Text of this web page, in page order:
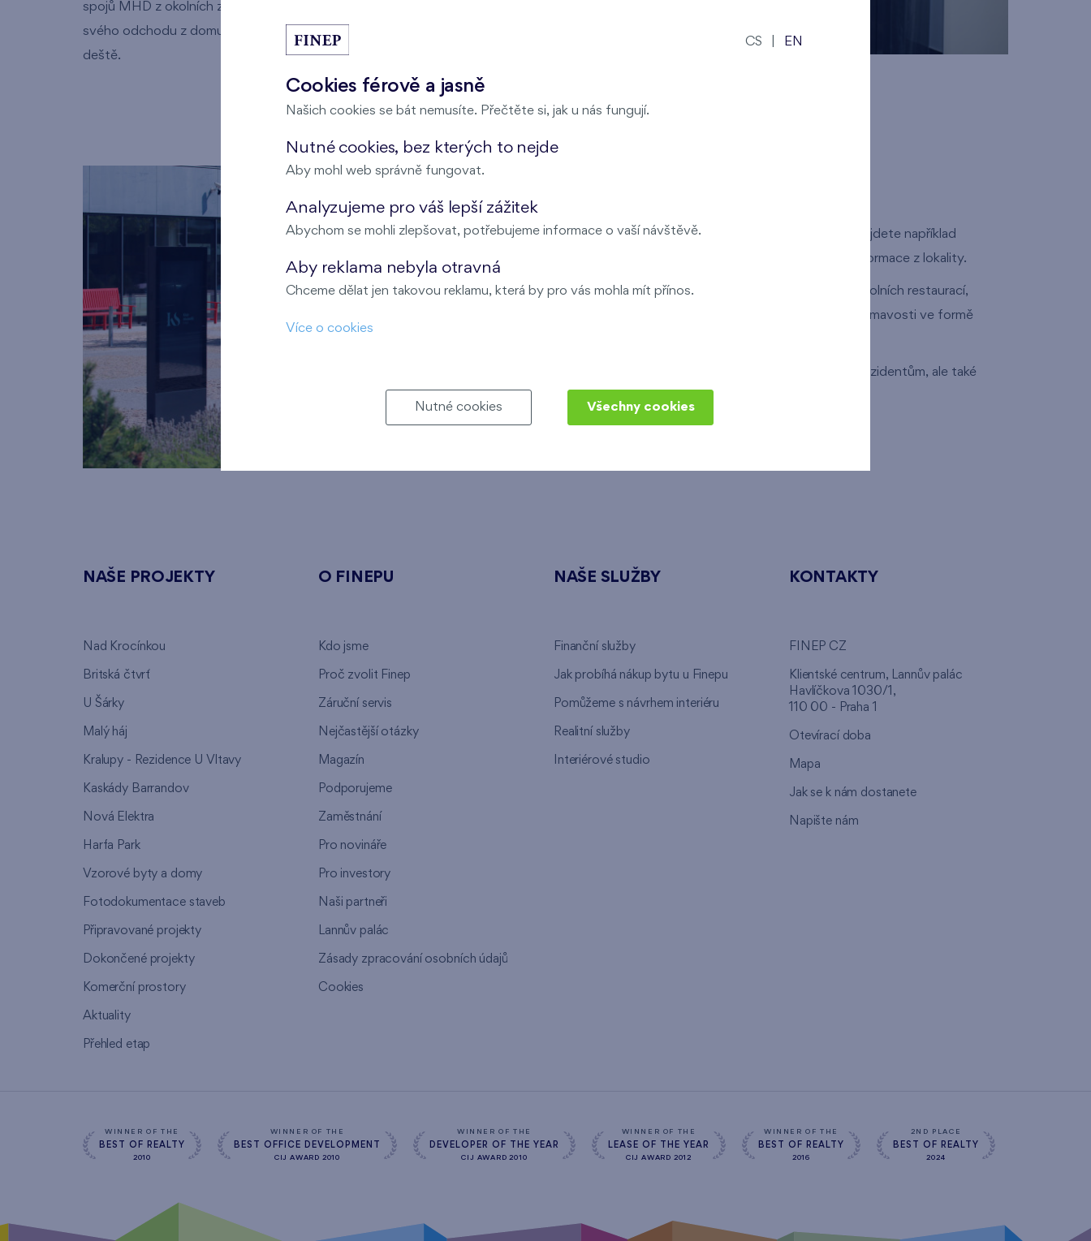
spojů MHD z okolních zastávek. Díky tomu si můžete uzpůsobit tempo
svého odchodu z domu a vyhnout se například čekání na zastávce během
deště.
V Britské čtvrti nebo na Kaskádách Barrandov také najdete například
dotykový informační kiosek, který přináší zajímavé informace z lokality.
Najdete tady odjezdy spojů MHD, obědové menu okolních restaurací,
přehled akcí pořádaných v blízkosti nebo například zajímavosti ve formě
Je to další způsob, jak usnadnit život nejen místním rezidentům, ale také
NAŠE PROJEKTY
Nad Krocínkou
Britská čtvrť
U Šárky
Malý háj
Kralupy - Rezidence U Vltavy
Kaskády Barrandov
Nová Elektra
Harfa Park
Vzorové byty a domy
Fotodokumentace staveb
Připravované projekty
Dokončené projekty
Komerční prostory
Aktuality
Přehled etap
O FINEPU
Kdo jsme
Proč zvolit Finep
Záruční servis
Nejčastější otázky
Magazín
Podporujeme
Zaměstnání
Pro novináře
Pro investory
Naši partneři
Lannův palác
Zásady zpracování osobních údajů
Cookies
NAŠE SLUŽBY
Finanční služby
Jak probíhá nákup bytu u Finepu
Pomůžeme s návrhem interiéru
Realitní služby
Interiérové studio
KONTAKTY
FINEP CZ
Klientské centrum, Lannův palác
Havlíčkova 1030/1,
110 00 - Praha 1
Otevírací doba
Mapa
Jak se k nám dostanete
Napište nám
WINNER OF THE
BEST OF REALTY
2010
WINNER OF THE
BEST OFFICE DEVELOPMENT
CIJ AWARD 2010
WINNER OF THE
DEVELOPER OF THE YEAR
CIJ AWARD 2010
WINNER OF THE
LEASE OF THE YEAR
CIJ AWARD 2012
WINNER OF THE
BEST OF REALTY
2016
2ND PLACE
BEST OF REALTY
2024
CS EN
Cookies férově a jasně
Našich cookies se bát nemusíte. Přečtěte si, jak u nás fungují.
Nutné cookies, bez kterých to nejde
Aby mohl web správně fungovat.
Analyzujeme pro váš lepší zážitek
Abychom se mohli zlepšovat, potřebujeme informace o vaší návštěvě.
Aby reklama nebyla otravná
Chceme dělat jen takovou reklamu, která by pro vás mohla mít přínos.
Více o cookies
Nutné cookies Všechny cookies